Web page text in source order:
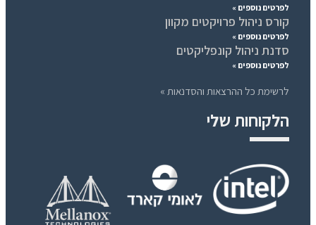
לפרטים נוספים »
קורס ניהול פרויקטים מקוון
לפרטים נוספים »
סדנת ניהול קונפליקטים
לפרטים נוספים »
לרשימת כל ההרצאות והסדנאות »
הלקוחות שלי